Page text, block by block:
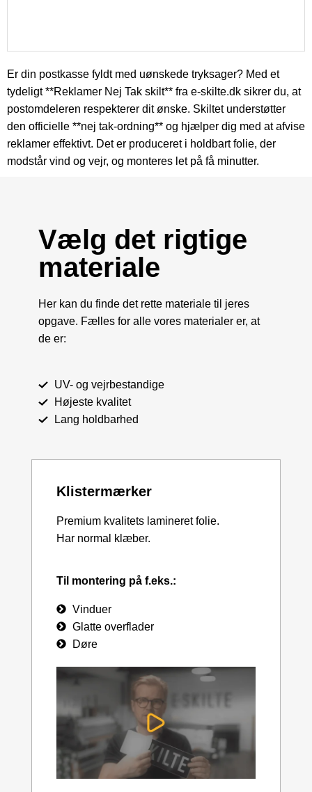
Er din postkasse fyldt med uønskede tryksager? Med et
tydeligt **Reklamer Nej Tak skilt** fra e-skilte.dk sikrer du, at
postomdeleren respekterer dit ønske. Skiltet understøtter
den officielle **nej tak-ordning** og hjælper dig med at afvise
reklamer effektivt. Det er produceret i holdbart folie, der
modstår vind og vejr, og monteres let på få minutter.
Vælg det rigtige
materiale
Her kan du finde det rette materiale til jeres
opgave. Fælles for alle vores materialer er, at
de er:
UV- og vejrbestandige
Højeste kvalitet
Lang holdbarhed
Klistermærker
Premium kvalitets lamineret folie.
Har normal klæber.
Til montering på f.eks.:
Vinduer
Glatte overflader
Døre